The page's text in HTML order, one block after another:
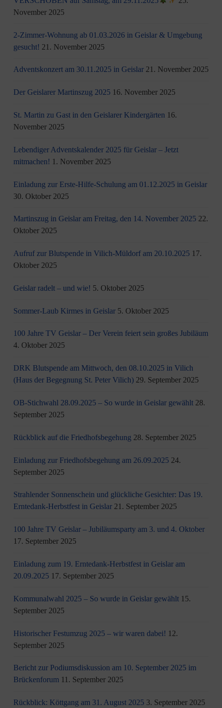
November 2025
2-Zimmer-Wohnung ab 01.03.2026 in Geislar & Umgebung
gesucht! 21. November 2025
Adventskonzert am 30.11.2025 in Geislar 21. November 2025
Der Geislarer Martinszug 2025 16. November 2025
St. Martin zu Gast in den Geislarer Kindergärten 16.
November 2025
Lebendiger Adventskalender 2025 für Geislar – Jetzt
mitmachen! 1. November 2025
Einladung zur Erste-Hilfe-Schulung am 01.12.2025 in Geislar
30. Oktober 2025
Martinszug in Geislar am Freitag, den 14. November 2025 22.
Oktober 2025
Aufruf zur Blutspende in Vilich-Müldorf am 20.10.2025 17.
Oktober 2025
Geislar radelt – und wie! 5. Oktober 2025
Sommer-Laub Kirmes in Geislar 5. Oktober 2025
100 Jahre TV Geislar – Der Verein feiert sein großes Jubiläum
4. Oktober 2025
DRK Blutspende am Mittwoch, den 08.10.2025 in Vilich
(Haus der Begegnung St. Peter Vilich) 29. September 2025
OB-Stichwahl 28.09.2025 – So wurde in Geislar gewählt 28.
September 2025
Rückblick auf die Friedhofsbegehung 28. September 2025
Einladung zur Friedhofsbegehung am 26.09.2025 24.
September 2025
Strahlender Sonnenschein und glückliche Gesichter: Das 19.
Erntedank-Herbstfest in Geislar 21. September 2025
100 Jahre TV Geislar – Jubiläumsparty am 3. und 4. Oktober
17. September 2025
Einladung zum 19. Erntedank-Herbstfest in Geislar am
20.09.2025 17. September 2025
Kommunalwahl 2025 – So wurde in Geislar gewählt 15.
September 2025
Historischer Festumzug 2025 – wir waren dabei! 12.
September 2025
Bericht zur Podiumsdiskussion am 10. September 2025 im
Brückenforum 11. September 2025
Rückblick: Köttgang am 31. August 2025 3. September 2025